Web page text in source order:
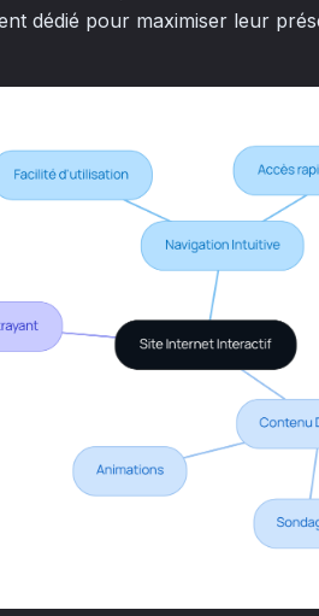
dédié pour maximiser leur